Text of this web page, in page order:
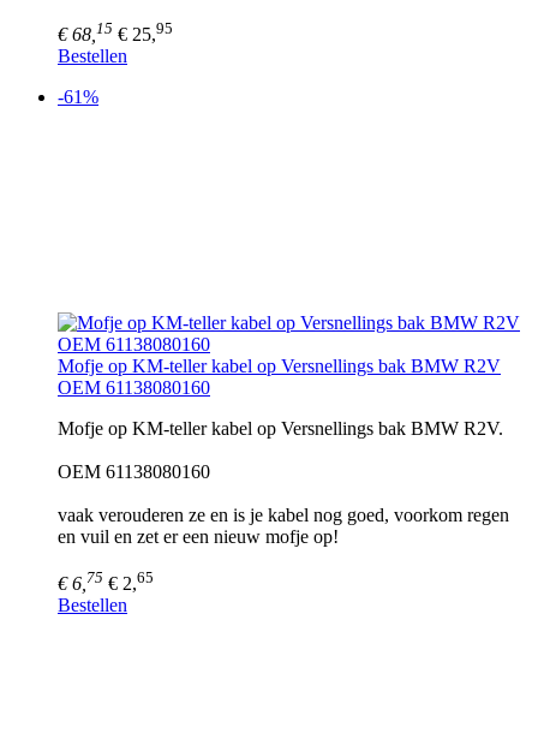
€ 68, 15 € 25,95
Bestellen
-61%
Mofje op KM-teller kabel op Versnellings bak BMW R2V
OEM 61138080160
Mofje op KM-teller kabel op Versnellings bak BMW R2V.
OEM 61138080160
vaak verouderen ze en is je kabel nog goed, voorkom regen
en vuil en zet er een nieuw mofje op!
€ 6, 75 € 2,65
Bestellen